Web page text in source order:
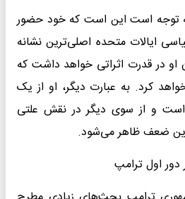
توجه است این است که خود حضور
ایالات متحده اصلی‌ترین نشانه
او در قدرت اثراتی خواهد داشت که
کرد. به عبارت دیگر، او از یک
و از سوی دیگر در نقش علتی
ضعف ظاهر می‌شود.
دور اول ترامپ